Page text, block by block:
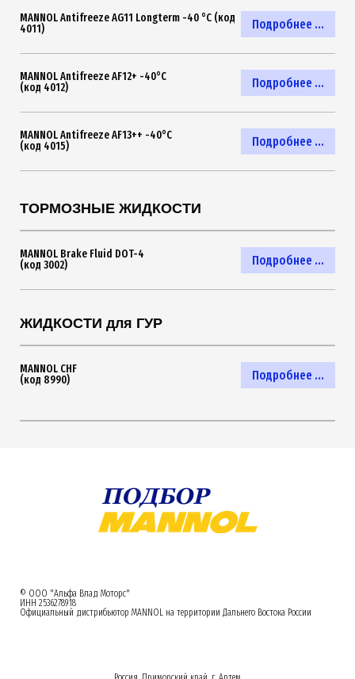
Подробнее ...
MANNOL Antifreeze AG11 Longterm -40 °C (код
4011)
Подробнее ...
MANNOL Antifreeze AF12+ -40°C
(код 4012)
Подробнее ...
MANNOL Antifreeze AF13++ -40°C
(код 4015)
ТОРМОЗНЫЕ ЖИДКОСТИ
Подробнее ...
MANNOL Brake Fluid DOT-4
(код 3002)
ЖИДКОСТИ для ГУР
Подробнее ...
MANNOL CHF
(код 8990)
© ООО "Альфа Влад Моторс"
ИНН 2536278918
Официальный дистрибьютор MANNOL на территории Дальнего Востока России